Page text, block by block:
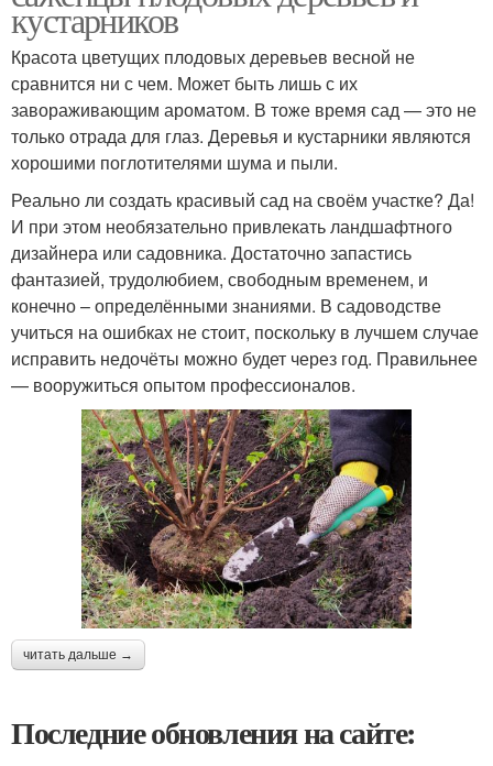
кустарников
Красота цветущих плодовых деревьев весной не
сравнится ни с чем. Может быть лишь с их
завораживающим ароматом. В тоже время сад — это не
только отрада для глаз. Деревья и кустарники являются
хорошими поглотителями шума и пыли.
Реально ли создать красивый сад на своём участке? Да!
И при этом необязательно привлекать ландшафтного
дизайнера или садовника. Достаточно запастись
фантазией, трудолюбием, свободным временем, и
конечно – определёнными знаниями. В садоводстве
учиться на ошибках не стоит, поскольку в лучшем случае
исправить недочёты можно будет через год. Правильнее
— вооружиться опытом профессионалов.
читать дальше →
Последние обновления на сайте: